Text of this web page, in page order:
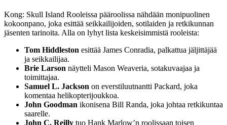
Kong: Skull Island Rooleissa pääroolissa nähdään monipuolinen
kokoonpano, joka esittää seikkailijoiden, sotilaiden ja retkikunnan
jäsenten tarinoita. Alla on lyhyt lista keskeisimmistä rooleista:
Tom Hiddleston esittää James Conradia, palkattua jäljittäjää
ja seikkailijaa.
Brie Larson näytteli Mason Weaveria, sotakuvaajaa ja
toimittajaa.
Samuel L. Jackson on everstiluutnantti Packard, joka
komentaa helikopterijoukkoa.
John Goodman ikonisena Bill Randa, joka johtaa retkikuntaa
saarelle.
John C. Reilly tuo Hank Marlow’n roolissaan toisen